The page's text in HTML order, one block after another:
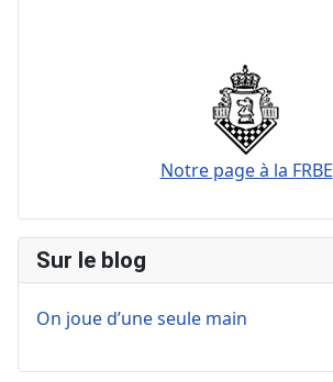
Notre page à la FRBE
Sur le blog
On joue d’une seule main